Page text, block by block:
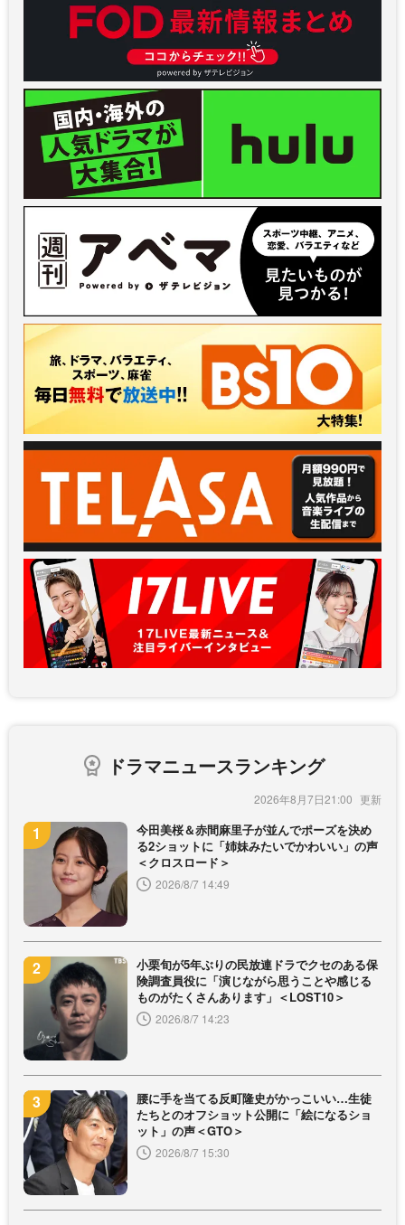
ドラマニュースランキング
2026年8月7日21:00
今田美桜＆赤間麻里子が並んでポーズを決め
る2ショットに「姉妹みたいでかわいい」の声
＜クロスロード＞
2026/8/7 14:49
小栗旬が5年ぶりの民放連ドラでクセのある保
険調査員役に「演じながら思うことや感じる
ものがたくさんあります」＜LOST10＞
2026/8/7 14:23
腰に手を当てる反町隆史がかっこいい…生徒
たちとのオフショット公開に「絵になるショ
ット」の声＜GTO＞
2026/8/7 15:30